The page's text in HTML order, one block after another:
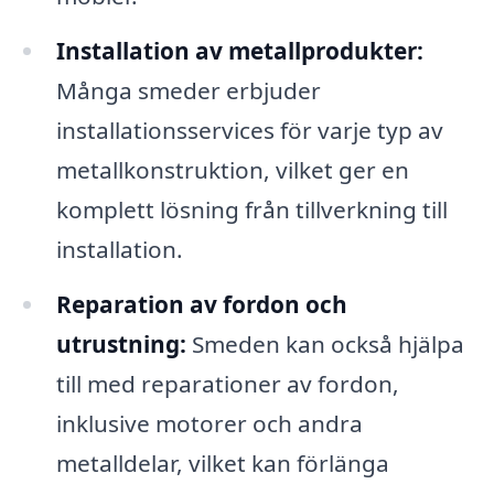
Installation av metallprodukter:
Många smeder erbjuder
installationsservices för varje typ av
metallkonstruktion, vilket ger en
komplett lösning från tillverkning till
installation.
Reparation av fordon och
utrustning: Smeden kan också hjälpa
till med reparationer av fordon,
inklusive motorer och andra
metalldelar, vilket kan förlänga